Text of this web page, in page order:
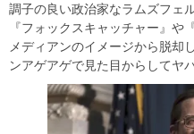
調子の良い政治家なラムズフェ
『フォックスキャッチャー』や
メディアンのイメージから脱却
ンアゲアゲで見た目からしてヤバ